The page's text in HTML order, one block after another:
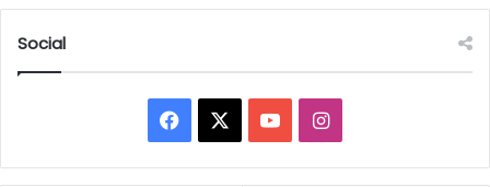
Social
Facebook YouTubeInstagram